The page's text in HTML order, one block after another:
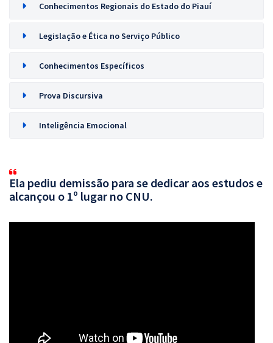
Conhecimentos Regionais do Estado do Piauí
Legislação e Ética no Serviço Público
Conhecimentos Específicos
Prova Discursiva
Inteligência Emocional
Ela pediu demissão para se dedicar aos estudos e
alcançou o 1º lugar no CNU.